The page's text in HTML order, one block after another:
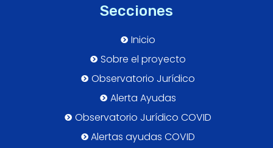
Secciones
Inicio
Sobre el proyecto
Observatorio Jurídico
Alerta Ayudas
Observatorio Jurídico COVID
Alertas ayudas COVID